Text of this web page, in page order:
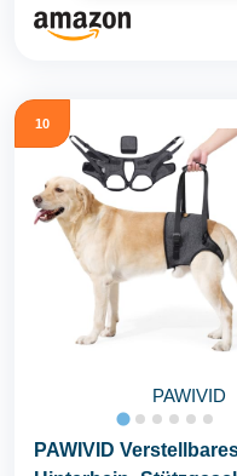
10
PAWIVID
PAWIVID